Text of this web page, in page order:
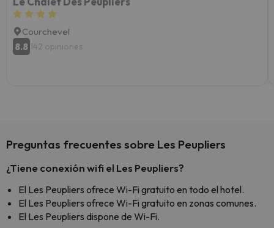
Courchevel
8.8 142 opiniones
Preguntas frecuentes sobre Les Peupliers
¿Tiene conexión wifi el Les Peupliers?
El Les Peupliers ofrece Wi-Fi gratuito en todo el hotel.
El Les Peupliers ofrece Wi-Fi gratuito en zonas comunes.
El Les Peupliers dispone de Wi-Fi.